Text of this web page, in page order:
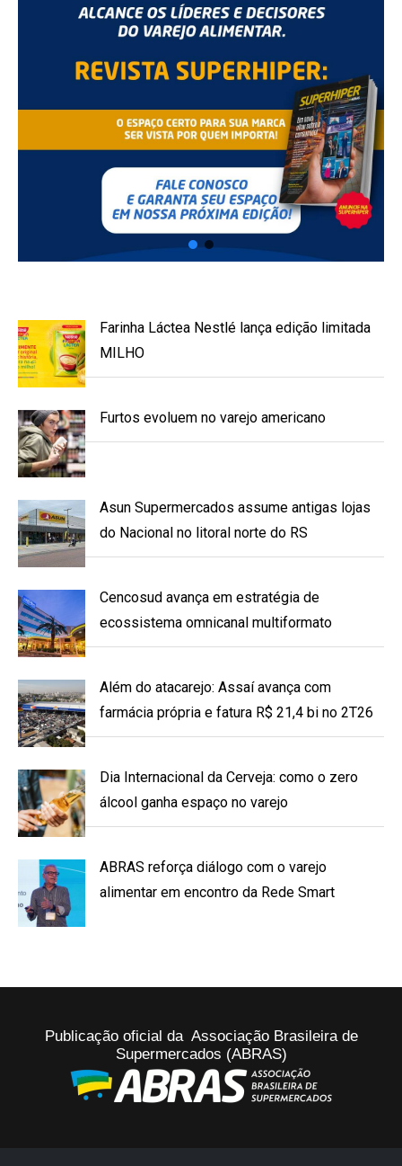
Farinha Láctea Nestlé lança edição limitada
MILHO
Furtos evoluem no varejo americano
Asun Supermercados assume antigas lojas
do Nacional no litoral norte do RS
Cencosud avança em estratégia de
ecossistema omnicanal multiformato
Além do atacarejo: Assaí avança com
farmácia própria e fatura R$ 21,4 bi no 2T26
Dia Internacional da Cerveja: como o zero
álcool ganha espaço no varejo
ABRAS reforça diálogo com o varejo
alimentar em encontro da Rede Smart
Publicação oficial da Associação Brasileira de
Supermercados (ABRAS)